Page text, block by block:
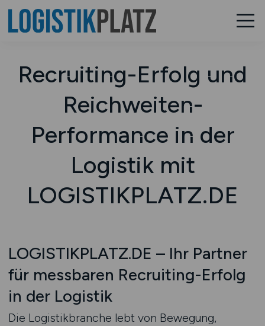
Recruiting-Erfolg und
Reichweiten-
Performance in der
Logistik mit
LOGISTIKPLATZ.DE
LOGISTIKPLATZ.DE – Ihr Partner
für messbaren Recruiting-Erfolg
in der Logistik
Die Logistikbranche lebt von Bewegung,